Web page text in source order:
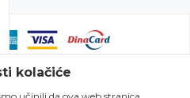
kolačiće